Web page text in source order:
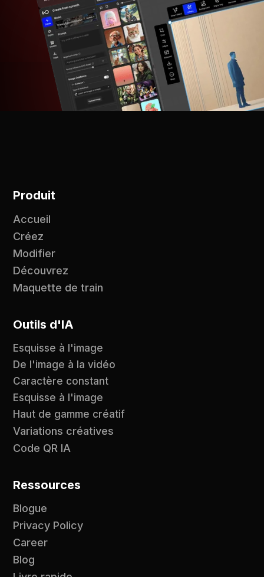
Produit
Accueil
Créez
Modifier
Découvrez
Maquette de train
Outils d'IA
Esquisse à l'image
De l'image à la vidéo
Caractère constant
Esquisse à l'image
Haut de gamme créatif
Variations créatives
Code QR IA
Ressources
Blogue
Privacy Policy
Career
Blog